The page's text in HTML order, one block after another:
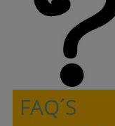
FAQ´S